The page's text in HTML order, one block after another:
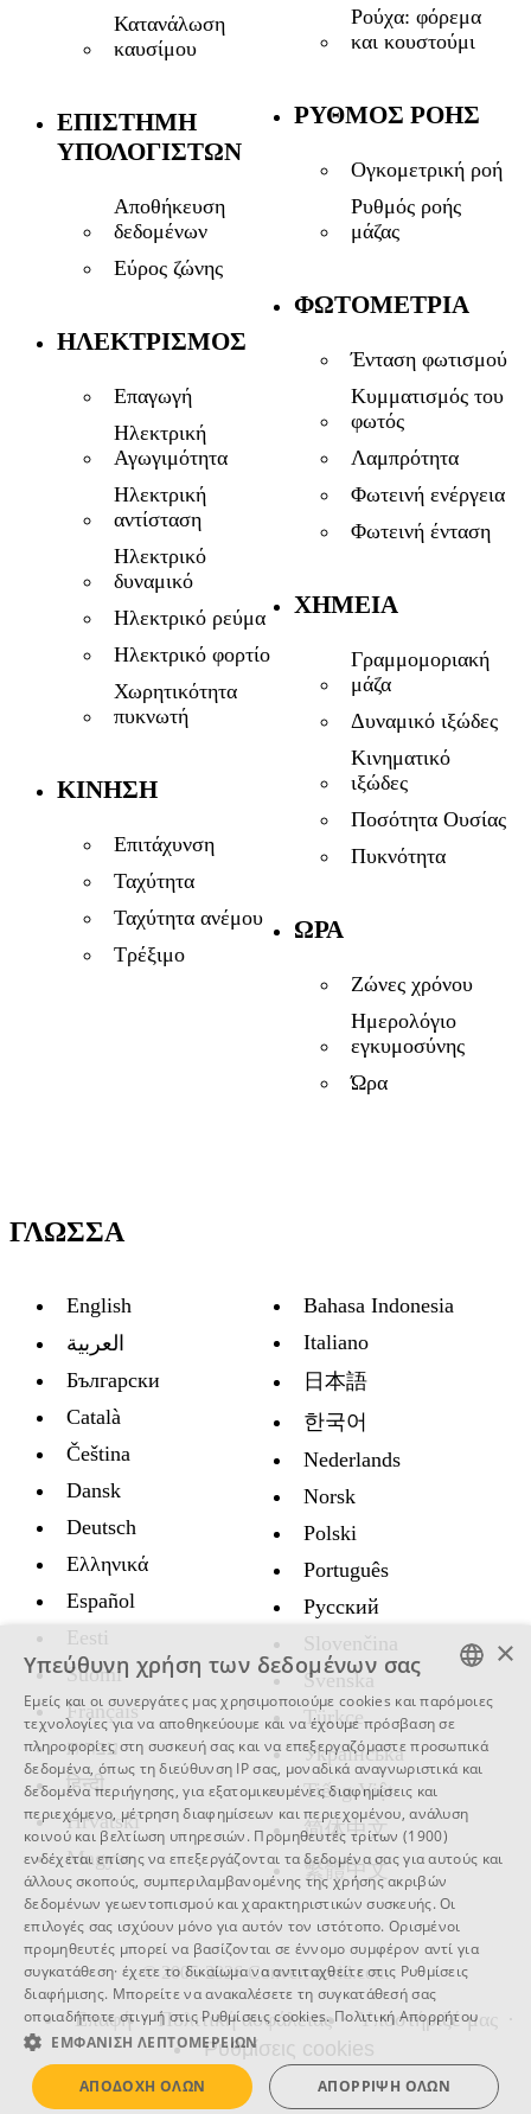
Κατανάλωση
καυσίμου
ΕΠΙΣΤΉΜΗ
ΥΠΟΛΟΓΙΣΤΏΝ
Αποθήκευση
δεδομένων
Εύρος ζώνης
ΗΛΕΚΤΡΙΣΜΌΣ
Επαγωγή
Ηλεκτρική
Αγωγιμότητα
Ηλεκτρική
αντίσταση
Ηλεκτρικό
δυναμικό
Ηλεκτρικό ρεύμα
Ηλεκτρικό φορτίο
Χωρητικότητα
πυκνωτή
ΚΊΝΗΣΗ
Επιτάχυνση
Ταχύτητα
Ταχύτητα ανέμου
Τρέξιμο
Ρούχα: φόρεμα
και κουστούμι
ΡΥΘΜΌΣ ΡΟΉΣ
Ογκομετρική ροή
Ρυθμός ροής
μάζας
ΦΩΤΟΜΕΤΡΊΑ
Ένταση φωτισμού
Κυμματισμός του
φωτός
Λαμπρότητα
Φωτεινή ενέργεια
Φωτεινή ένταση
ΧΗΜΕΊΑ
Γραμμομοριακή
μάζα
Δυναμικό ιξώδες
Κινηματικό
ιξώδες
Ποσότητα Ουσίας
Πυκνότητα
ΏΡΑ
Ζώνες χρόνου
Ημερολόγιο
εγκυμοσύνης
Ώρα
ΓΛΏΣΣΑ
English
العربية
Български
Català
Čeština
Dansk
Deutsch
Ελληνικά
Español
Eesti
Suomi
Français
עברית
हिन्दी
Hrvatski
Magyar
Bahasa Indonesia
Italiano
日本語
한국어
Nederlands
Norsk
Polski
Português
Русский
Slovenčina
Svenska
Türkçe
Украïнська
Tiếng Việt
简体中文
繁體中文
© 2005-2026 Convertworld.com
Επαφή Πολιτική ασφάλειας
Υποστήριξέ μας
Ρυθμίσεις cookies
SWEDISH
SPANISH
CATALAN
ARABIC
BULGARIAN
CZECH
DANISH
FRENCH
×
Υπεύθυνη χρήση των δεδομένων σας
Εμείς και οι συνεργάτες μας χρησιμοποιούμε cookies και παρόμοιες
τεχνολογίες για να αποθηκεύουμε και να έχουμε πρόσβαση σε
πληροφορίες στη συσκευή σας και να επεξεργαζόμαστε προσωπικά
δεδομένα, όπως τη διεύθυνση IP σας, μοναδικά αναγνωριστικά και
δεδομένα περιήγησης, για εξατομικευμένες διαφημίσεις και
περιεχόμενο, μέτρηση διαφημίσεων και περιεχομένου, ανάλυση
κοινού και βελτίωση υπηρεσιών. Προμηθευτές τρίτων (1900)
ενδέχεται επίσης να επεξεργάζονται τα δεδομένα σας για αυτούς και
άλλους σκοπούς, συμπεριλαμβανομένης της χρήσης ακριβών
δεδομένων γεωεντοπισμού και χαρακτηριστικών συσκευής. Οι
επιλογές σας ισχύουν μόνο για αυτόν τον ιστότοπο. Ορισμένοι
προμηθευτές μπορεί να βασίζονται σε έννομο συμφέρον αντί για
συγκατάθεση· έχετε το δικαίωμα να αντιταχθείτε στις Ρυθμίσεις
διαφήμισης. Μπορείτε να ανακαλέσετε τη συγκατάθεσή σας
οποιαδήποτε στιγμή στις Ρυθμίσεις cookies.Πολιτική Απορρήτου
ΕΜΦΆΝΙΣΗ ΛΕΠΤΟΜΕΡΕΙΏΝ
ΑΠΟΔΟΧΉ ΌΛΩΝ ΑΠΌΡΡΙΨΗ ΌΛΩΝ